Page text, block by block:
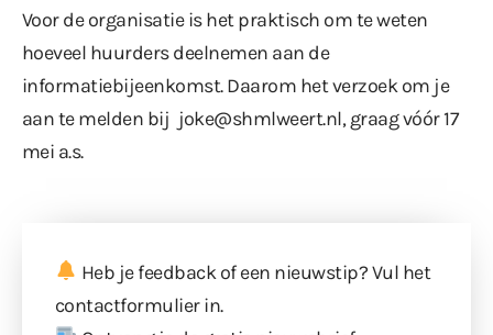
Voor de organisatie is het praktisch om te weten
hoeveel huurders deelnemen aan de
informatiebijeenkomst. Daarom het verzoek om je
aan te melden bij joke@shmlweert.nl, graag vóór 17
mei a.s.
Heb je feedback of een nieuwstip? Vul het
contactformulierin.